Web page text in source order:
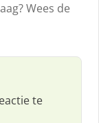
Wees de
te